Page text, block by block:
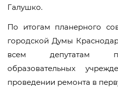
Галушко.
По итогам планерного
городской Думы
всем депутатам
образовательных
проведении ремонта в